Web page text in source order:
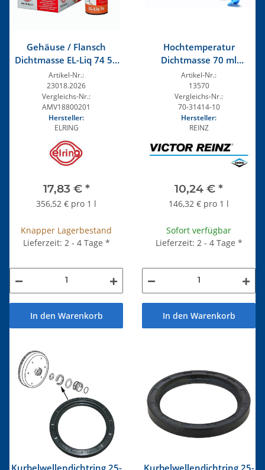
Gehäuse / Flansch
Dichtmasse EL-Liq 74 50
ml
Artikel-Nr.:
23018.2026
Vergleichs-Nr.:
AMV18800201
Hersteller:
ELRING
17,83 € *
356,52 € pro 1 l
Knapper Lagerbestand
Lieferzeit: 2 - 4 Tage *
In den Warenkorb
Hochtemperatur
Dichtmasse 70 ml
REINZOSIL
Artikel-Nr.:
13570
Vergleichs-Nr.:
70-31414-10
Hersteller:
REINZ
10,24 € *
146,32 € pro 1 l
Sofort verfügbar
Lieferzeit: 2 - 4 Tage *
In den Warenkorb
Kurbelwellendichtring 25-
Kurbelwellendichtring 25-